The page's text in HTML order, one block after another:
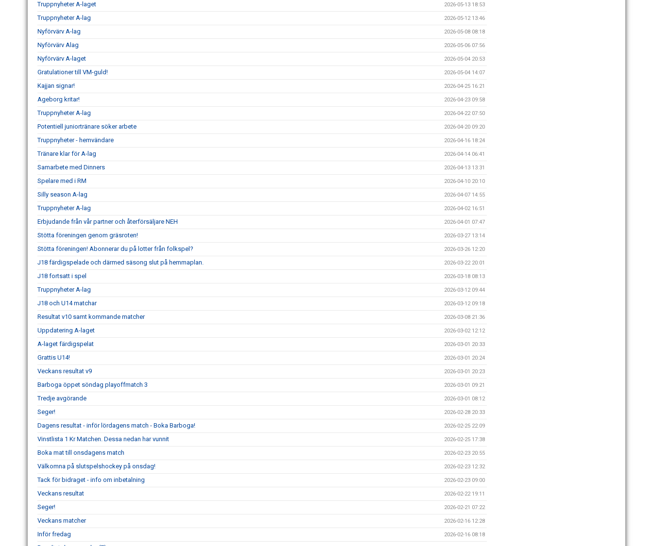
Truppnyheter A-laget 2026-05-13 18:53
Truppnyheter A-lag 2026-05-12 13:46
Nyförvärv A-lag 2026-05-08 08:18
Nyförvärv Alag 2026-05-06 07:56
Nyförvärv A-laget 2026-05-04 20:53
Gratulationer till VM-guld! 2026-05-04 14:07
Kajjan signar! 2026-04-25 16:21
Ageborg kritar! 2026-04-23 09:58
Truppnyheter A-lag 2026-04-22 07:50
Potentiell juniortränare söker arbete 2026-04-20 09:20
Truppnyheter - hemvändare 2026-04-16 18:24
Tränare klar för A-lag 2026-04-14 06:41
Samarbete med Dinners 2026-04-13 13:31
Spelare med i RM 2026-04-10 20:10
Silly season A-lag 2026-04-07 14:55
Truppnyheter A-lag 2026-04-02 16:51
Erbjudande från vår partner och återförsäljare NEH 2026-04-01 07:47
Stötta föreningen genom gräsroten! 2026-03-27 13:14
Stötta föreningen! Abonnerar du på lotter från folkspel? 2026-03-26 12:20
J18 färdigspelade och därmed säsong slut på hemmaplan. 2026-03-22 20:01
J18 fortsatt i spel 2026-03-18 08:13
Truppnyheter A-lag 2026-03-12 09:44
J18 och U14 matchar 2026-03-12 09:18
Resultat v10 samt kommande matcher 2026-03-08 21:36
Uppdatering A-laget 2026-03-02 12:12
A-laget färdigspelat 2026-03-01 20:33
Grattis U14! 2026-03-01 20:24
Veckans resultat v9 2026-03-01 20:23
Barboga öppet söndag playoffmatch 3 2026-03-01 09:21
Tredje avgörande 2026-03-01 08:12
Seger! 2026-02-28 20:33
Dagens resultat - inför lördagens match - Boka Barboga! 2026-02-25 22:09
Vinstlista 1 Kr Matchen. Dessa nedan har vunnit 2026-02-25 17:38
Boka mat till onsdagens match 2026-02-23 20:55
Välkomna på slutspelshockey på onsdag! 2026-02-23 12:32
Tack för bidraget - info om inbetalning 2026-02-23 09:00
Veckans resultat 2026-02-22 19:11
Seger! 2026-02-21 07:22
Veckans matcher 2026-02-16 12:28
Inför fredag 2026-02-16 08:18